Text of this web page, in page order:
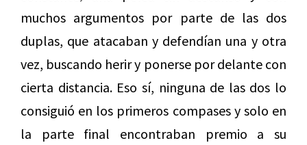
muchos argumentos por parte de las dos
duplas, que atacaban y defendían una y otra
vez, buscando herir y ponerse por delante con
cierta distancia. Eso sí, ninguna de las dos lo
consiguió en los primeros compases y solo en
la parte final encontraban premio a su